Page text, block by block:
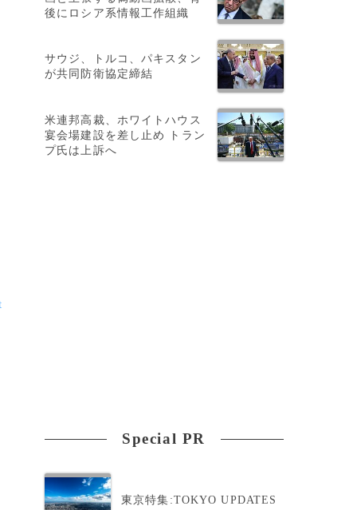
後にロシア系情報工作組織
サウジ、トルコ、パキスタン
が共同防衛協定締結
米連邦高裁、ホワイトハウス
宴会場建設を差し止め トラン
プ氏は上訴へ
Special PR
東京特集:TOKYO UPDATES